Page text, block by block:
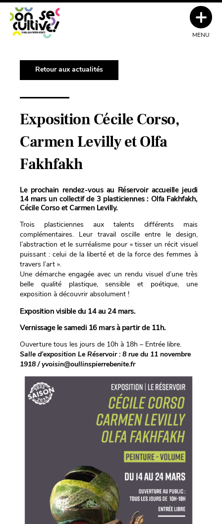
Retour aux actualités
Exposition Cécile Corso,
Carmen Levilly et Olfa
Fakhfakh
Le prochain rendez-vous au Réservoir accueille jeudi
14 mars un collectif de 3 plasticiennes : Olfa Fakhfakh,
Cécile Corso et Carmen Levilly.
Trois plasticiennes aux talents différents mais
complémentaires. Leur travail oscille entre le design,
l’abstraction et le surréalisme pour « tisser un récit visuel
puissant : celui de la liberté et de la force des femmes à
travers l’art ».
Une démarche engagée avec un rendu visuel d’une très
belle qualité plastique, sensible et poétique, une
exposition à découvrir absolument !
Exposition visible du 14 au 24 mars.
Vernissage le samedi 16 mars à partir de 11h.
Ouverture tous les jours de 10h à 18h – Entrée libre.
Salle d’exposition Le Réservoir : 8 rue du 11 novembre
1918 / yvoisin@oullinspierrebenite.fr
MENU